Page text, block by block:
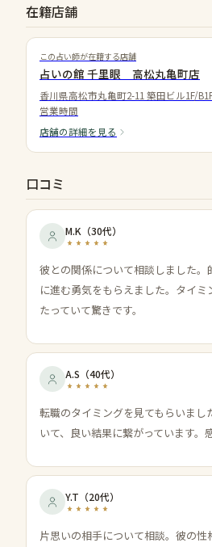
在籍店舗
この占い師が在籍する店舗
占いの館 千里眼 高松丸亀町店
香川県高松市丸亀町2-11 築田ビル1F/
営業時間
店舗の詳細を見る
口コミ
M.K （30代）
彼との関係について相談しました
に進む勇気をもらえました。タイ
たっていて驚きです。
A.S （40代）
転職のタイミングを見てもらいまし
いて、良い結果に繋がっています。
Y.T （20代）
片思いの相手について相談。彼の性